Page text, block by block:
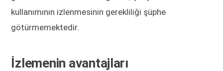
kullanımının izlenmesinin gerekliliği şüphe
götürmemektedir.
İzlemenin avantajları